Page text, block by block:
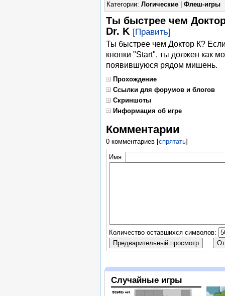
Категории: Логические| Флеш-игры
Ты быстрее чем
Dr. K [Править]
Ты быстрее чем Доктор К?
кнопки "Start", ты должен как
появившуюся рядом мишень.
Прохождение
Ссылки для форумов и блогов
Скриншоты
Информация об игре
Комментарии
0 комментариев[спрятать]
Имя:
Количество оставшихся символов:
Случайные игры